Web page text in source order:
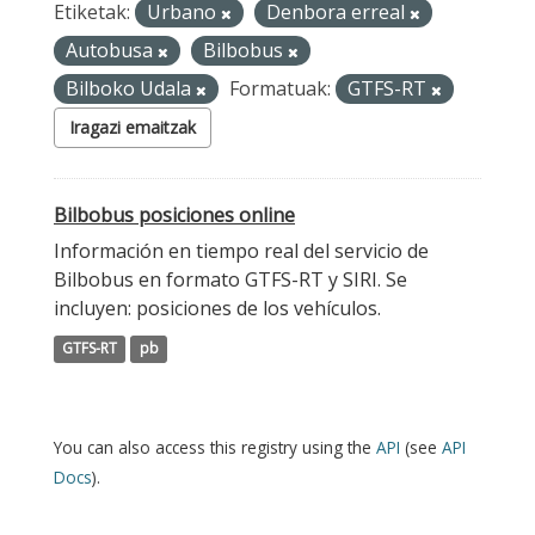
Etiketak: Urbano
Denbora erreal
Autobusa
Bilbobus
Bilboko Udala
Formatuak: GTFS-RT
Iragazi emaitzak
Bilbobus posiciones online
Información en tiempo real del servicio de
Bilbobus en formato GTFS-RT y SIRI. Se
incluyen: posiciones de los vehículos.
GTFS-RT pb
You can also access this registry using the API (see API
Docs).